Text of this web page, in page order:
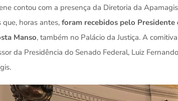
contou com a presença da Diretoria da
horas antes,foram recebidos pelo Presidente
Manso, também no Palácio da Justiça. A
da Presidência do Senado Federal, Luiz